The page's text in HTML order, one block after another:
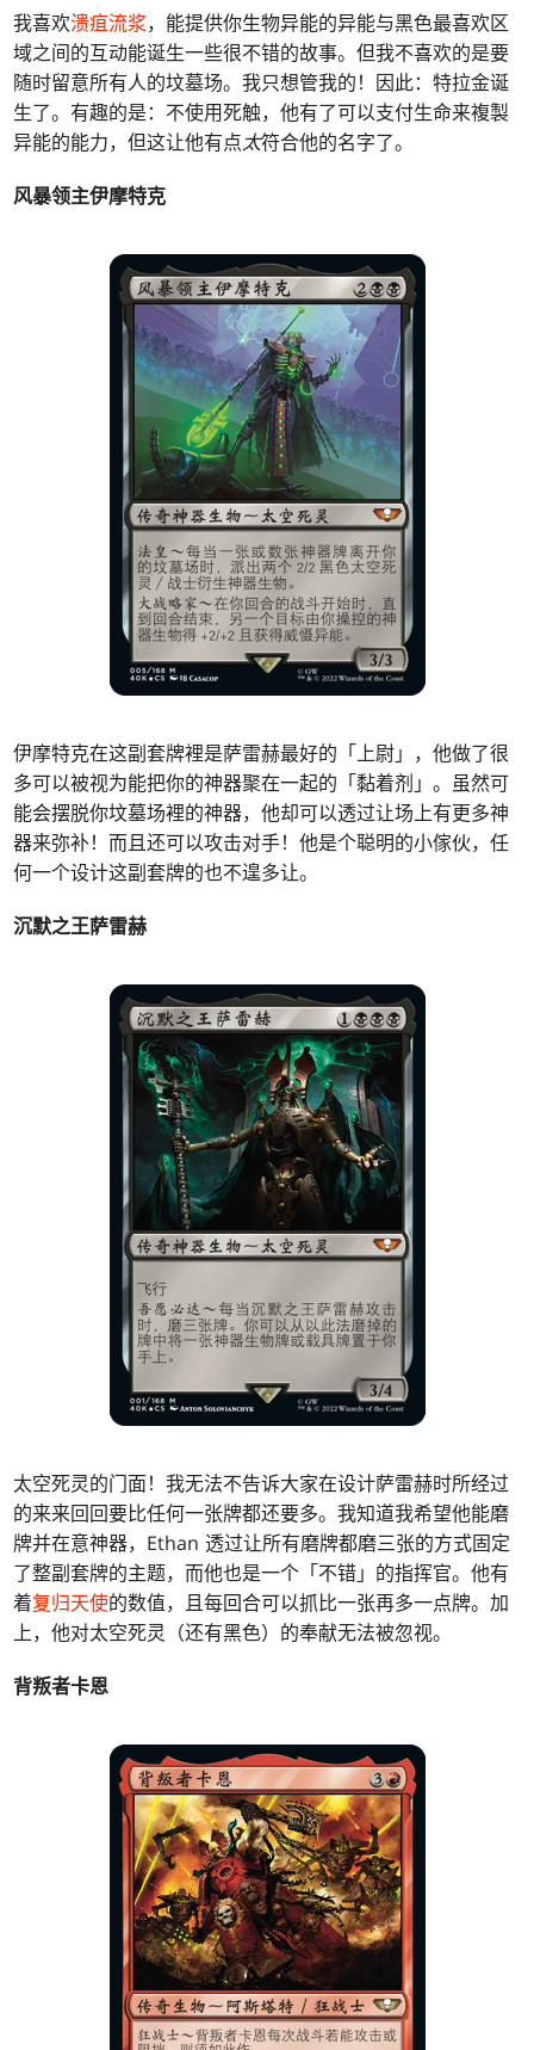
我喜欢溃疽流浆，能提供你生物异能的异能与黑色最喜欢区
域之间的互动能诞生一些很不错的故事。但我不喜欢的是要
随时留意所有人的坟墓场。我只想管我的！因此：特拉金诞
生了。有趣的是：不使用死触，他有了可以支付生命来複製
异能的能力，但这让他有点太符合他的名字了。
风暴领主伊摩特克
伊摩特克在这副套牌裡是萨雷赫最好的「上尉」，他做了很
多可以被视为能把你的神器聚在一起的「黏着剂」。虽然可
能会摆脱你坟墓场裡的神器，他却可以透过让场上有更多神
器来弥补！而且还可以攻击对手！他是个聪明的小傢伙，任
何一个设计这副套牌的也不遑多让。
沉默之王萨雷赫
太空死灵的门面！我无法不告诉大家在设计萨雷赫时所经过
的来来回回要比任何一张牌都还要多。我知道我希望他能磨
牌并在意神器，Ethan 透过让所有磨牌都磨三张的方式固定
了整副套牌的主题，而他也是一个「不错」的指挥官。他有
着复归天使的数值，且每回合可以抓比一张再多一点牌。加
上，他对太空死灵（还有黑色）的奉献无法被忽视。
背叛者卡恩